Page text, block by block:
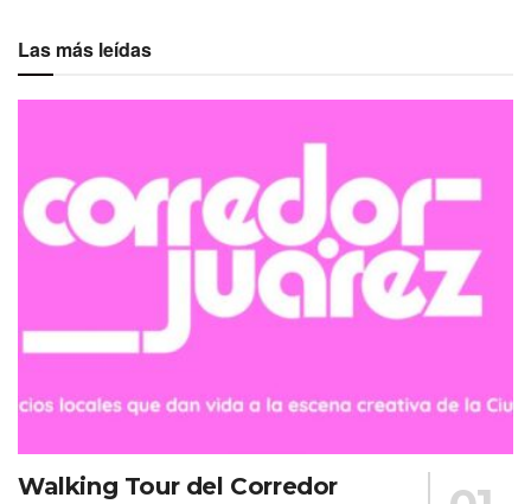
Las más leídas
Walking Tour del Corredor